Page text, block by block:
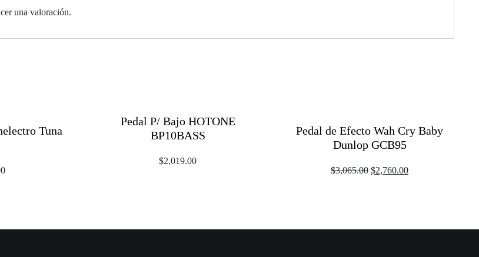
una valoración.
Tuna
Pedal P/ Bajo HOTONE
BP10BASS
$2,019.00
Pedal de Efecto Wah Cry Baby
Dunlop GCB95
$3,065.00 Original
$2,760.00Current